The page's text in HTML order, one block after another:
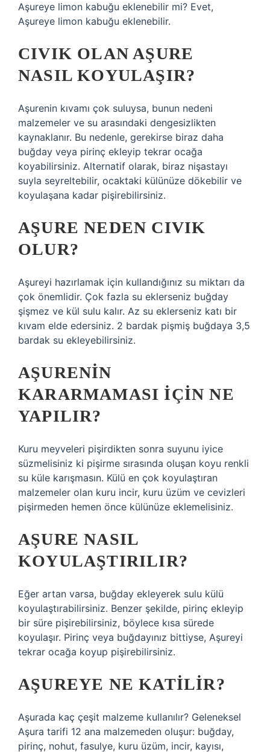
Aşureye limon kabuğu eklenebilir mi? Evet,
Aşureye limon kabuğu eklenebilir.
CIVIK OLAN AŞURE
NASIL KOYULAŞIR?
Aşurenin kıvamı çok suluysa, bunun nedeni
malzemeler ve su arasındaki dengesizlikten
kaynaklanır. Bu nedenle, gerekirse biraz daha
buğday veya pirinç ekleyip tekrar ocağa
koyabilirsiniz. Alternatif olarak, biraz nişastayı
suyla seyreltebilir, ocaktaki külünüze dökebilir ve
koyulaşana kadar pişirebilirsiniz.
AŞURE NEDEN CIVIK
OLUR?
Aşureyi hazırlamak için kullandığınız su miktarı da
çok önemlidir. Çok fazla su eklerseniz buğday
şişmez ve kül sulu kalır. Az su eklerseniz katı bir
kıvam elde edersiniz. 2 bardak pişmiş buğdaya 3,5
bardak su ekleyebilirsiniz.
AŞURENIN
KARARMAMASI IÇIN NE
YAPILIR?
Kuru meyveleri pişirdikten sonra suyunu iyice
süzmelisiniz ki pişirme sırasında oluşan koyu renkli
su küle karışmasın. Külü en çok koyulaştıran
malzemeler olan kuru incir, kuru üzüm ve cevizleri
pişirmeden hemen önce külünüze eklemelisiniz.
AŞURE NASIL
KOYULAŞTIRILIR?
Eğer artan varsa, buğday ekleyerek sulu külü
koyulaştırabilirsiniz. Benzer şekilde, pirinç ekleyip
bir süre pişirebilirsiniz, böylece kısa sürede
koyulaşır. Pirinç veya buğdayınız bittiyse, Aşureyi
tekrar ocağa koyup pişirebilirsiniz.
AŞUREYE NE KATILIR?
Aşurada kaç çeşit malzeme kullanılır? Geleneksel
Aşura tarifi 12 ana malzemeden oluşur: buğday,
pirinç, nohut, fasulye, kuru üzüm, incir, kayısı,